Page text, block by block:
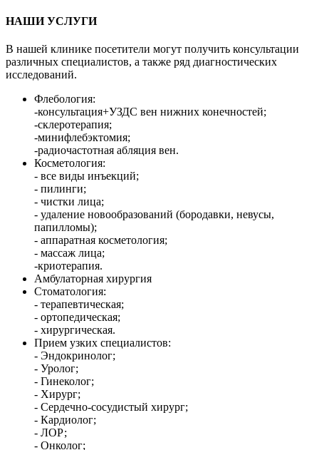
НАШИ УСЛУГИ
В нашей клинике посетители могут получить консультации
различных специалистов, а также ряд диагностических
исследований.
Флебология:
-консультация+УЗДС вен нижних конечностей;
-склеротерапия;
-минифлебэктомия;
-радиочастотная абляция вен.
Косметология:
- все виды инъекций;
- пилинги;
- чистки лица;
- удаление новообразований (бородавки, невусы,
папилломы);
- аппаратная косметология;
- массаж лица;
-криотерапия.
Амбулаторная хирургия
Стоматология:
- терапевтическая;
- ортопедическая;
- хирургическая.
Прием узких специалистов:
- Эндокринолог;
- Уролог;
- Гинеколог;
- Хирург;
- Сердечно-сосудистый хирург;
- Кардиолог;
- ЛОР;
- Онколог;